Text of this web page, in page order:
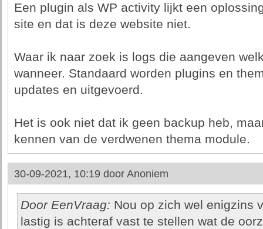
Een plugin als WP activity lijkt een
site en dat is deze website niet.
Waar ik naar zoek is logs die aangeven
wanneer. Standaard worden plugins en
updates en uitgevoerd.
Het is ook niet dat ik geen backup heb,
kennen van de verdwenen thema module.
30-09-2021, 10:19 door Anoniem
Door EenVraag: Nou op zich wel enigzins
lastig is achteraf vast te stellen wat de